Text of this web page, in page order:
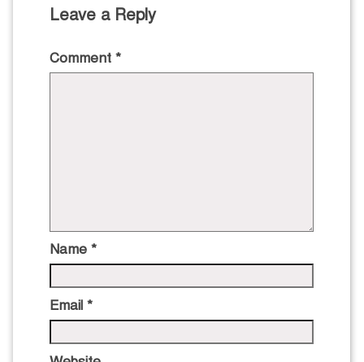
Leave a Reply
Comment *
Name *
Email *